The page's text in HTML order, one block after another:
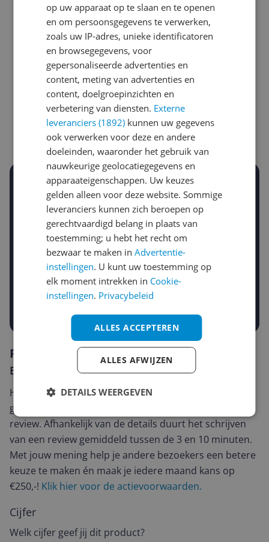
Laagste prijs ooit
Hoogste prijs ooit
€ 195,41
Goedkoopste nu
€ 153,40
Laatste prijsupdate
07-08-2026
Stel een alert in en mis geen prijsdaling
Krijg een seintje zodra de prijs zakt
Jouw e-mailadres
Gewenste daling of bedrag
-5% -10% -15%
Gewenste prijs
€
Reviews
Er zijn nog geen reviews geschreven
Heb jij dit product in bezit en wil je graag je mening
geven? Start dan hieronder met het schrijven van je
review. Afhankelijk van de details duurt het schrijven
van een review gemiddeld tussen de 3 en 10 minuten.
Met jouw mening help je andere bezoekers een betere
keuze te maken én maak je iedere maand kans op
€250,-! Klik hier voor de actievoorwaarden.
Cijfer
Welk cijfer geef jij dit product?
op uw apparaat op te slaan en te openen
en om persoonsgegevens te verwerken,
zoals uw IP-adres, unieke identificatoren
en browsegegevens, voor
gepersonaliseerde advertenties en
content, meting van advertenties en
content, doelgroepinzichten en
verbetering van diensten. Externe
leveranciers (1892) kunnen uw gegevens
ook verwerken voor deze en andere
doeleinden, waaronder het gebruik van
nauwkeurige geolocatiegegevens en
apparaateigenschappen. Uw keuzes
gelden alleen voor deze website. Sommige
leveranciers kunnen zich beroepen op
gerechtvaardigd belang in plaats van
toestemming; u hebt het recht om
bezwaar te maken inAdvertentie-
instellingen. U kunt uw toestemming op
elk moment intrekken in Cookie-
instellingen. Privacybeleid
ALLES ACCEPTEREN
ALLES AFWIJZEN
DETAILS WEERGEVEN